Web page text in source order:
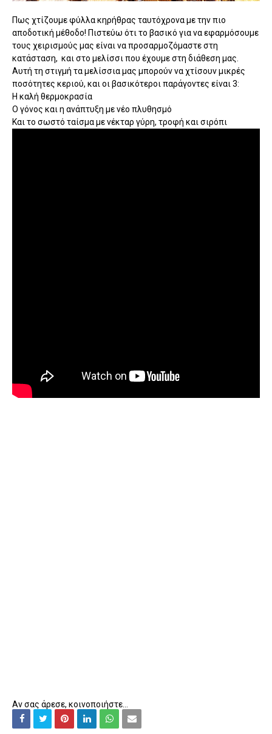
Πως χτίζουμε φύλλα κηρήθρας ταυτόχρονα με την πιο
αποδοτική μέθοδο! Πιστεύω ότι το βασικό για να εφαρμόσουμε
τους χειρισμούς μας είναι να προσαρμοζόμαστε στη
κατάσταση, και στο μελίσσι που έχουμε στη διάθεση μας.
Αυτή τη στιγμή τα μελίσσια μας μπορούν να χτίσουν μικρές
ποσότητες κεριού, και οι βασικότεροι παράγοντες είναι 3:
Η καλή θερμοκρασία
Ο γόνος και η ανάπτυξη με νέο πλυθησμό
Και το σωστό ταίσμα με νέκταρ γύρη, τροφή και σιρόπι
Αν σας άρεσε, κοινοποιήστε...